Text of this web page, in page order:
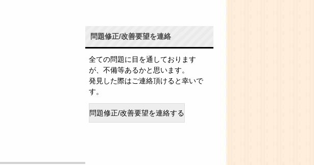
問題修正/改善要望を連絡
全ての問題に目を通しております
が、不備等あるかと思います。
発見した際はご連絡頂けると幸いで
す。
問題修正/改善要望を連絡する